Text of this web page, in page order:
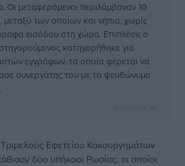
Οι μεταφερόμενοι περιλάμβαναν 10
μεταξύ των οποίων και νήπια, χωρίς
εισόδου στη χώρα. Επιπλέον, ο
κατηγορήθηκε για
εγγράφων, τα οποία φέρεται να
συνεργάτης του με το ψευδώνυμο
Εφετείου Κακουργημάτων
δύο υπήκοοι Ρωσίας, οι οποίοι